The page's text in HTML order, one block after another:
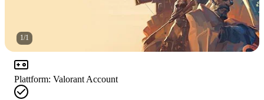
1/1
Plattform: Valorant Account